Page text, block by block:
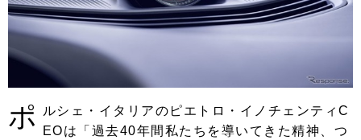
ポ
ルシェ・イタリアのピエトロ・イノチェンティC
EOは「過去40年間私たちを導いてきた精神、つ